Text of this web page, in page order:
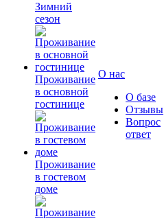
Зимний
сезон
Проживание
в основной
гостинице
Проживание
в гостевом
доме
О нас
О базе
Отзывы
Вопрос
ответ